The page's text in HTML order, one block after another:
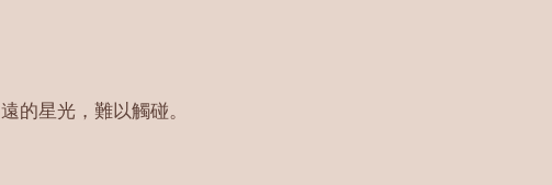
的星光，難以觸碰。